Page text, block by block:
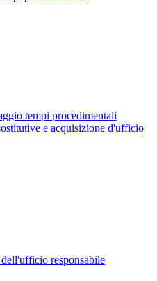
tempi procedimentali
e acquisizione d'ufficio
responsabile